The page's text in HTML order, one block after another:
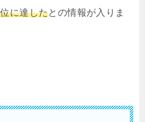
に達したとの情報が入りま